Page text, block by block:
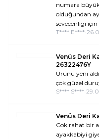
numara büyük
olduğundan
sevecenligi için
T**** E****
Venüs Deri
26322476Y
Ürünü yeni
çok güzel
S**** S****
Venüs Deri
Cok rahat bir
ayakkabiyi